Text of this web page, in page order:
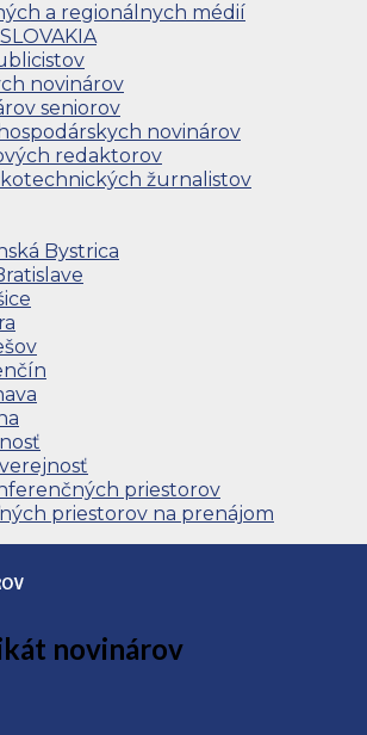
a regionálnych médií
novinárov
seniorov
novinárov
redaktorov
žurnalistov
Bystrica
priestorov
priestorov na prenájom
novinárov